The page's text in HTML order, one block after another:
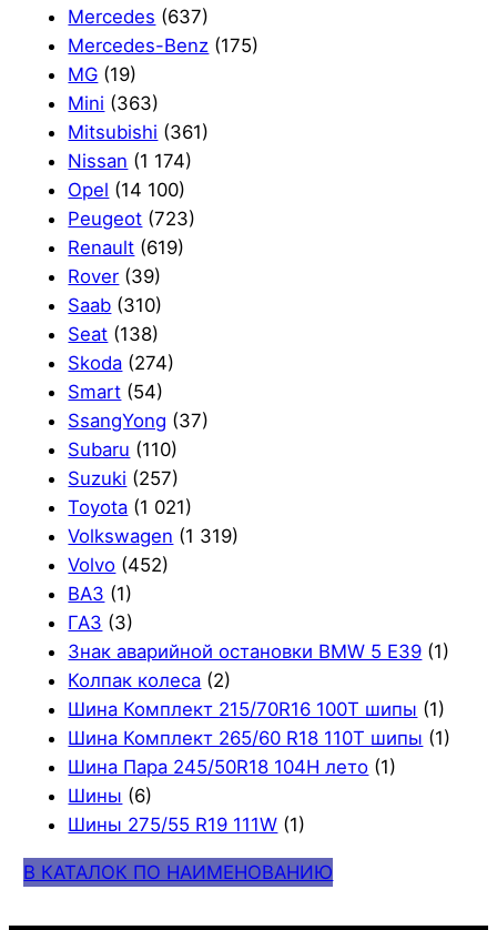
Mercedes (637)
Mercedes-Benz (175)
MG (19)
Mini (363)
Mitsubishi (361)
Nissan (1 174)
Opel (14 100)
Peugeot (723)
Renault (619)
Rover (39)
Saab (310)
Seat (138)
Skoda (274)
Smart (54)
SsangYong (37)
Subaru (110)
Suzuki (257)
Toyota (1 021)
Volkswagen (1 319)
Volvo (452)
ВАЗ (1)
ГАЗ (3)
Знак аварийной остановки BMW 5 E39 (1)
Колпак колеса (2)
Шина Комплект 215/70R16 100T шипы (1)
Шина Комплект 265/60 R18 110T шипы (1)
Шина Пара 245/50R18 104H лето (1)
Шины (6)
Шины 275/55 R19 111W (1)
В КАТАЛОК ПО НАИМЕНОВАНИЮ